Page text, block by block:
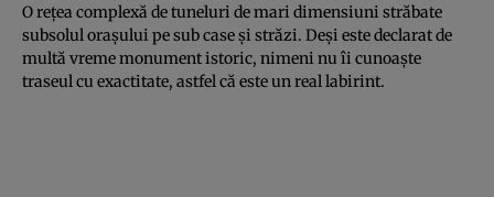
O reţea complexă de tuneluri de mari dimensiuni străbate
subsolul oraşului pe sub case şi străzi. Deşi este declarat de
multă vreme monument istoric, nimeni nu îi cunoaşte
traseul cu exactitate, astfel că este un real labirint.